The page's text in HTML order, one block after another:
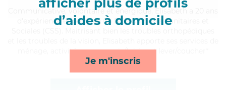
d’aides à domicile
Je m'inscris
, volontaire et énergique, Elisabeth a 20 ans
d'expérience et possède un BEP Carrières Sanitaires et
ménage, activités, compagnie/loisirs et lever/coucher*